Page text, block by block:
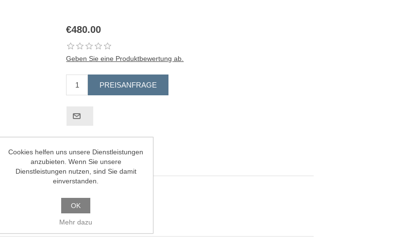
€480.00
Geben Sie eine Produktbewertung ab.
Cookies helfen uns unsere Dienstleistungen
anzubieten. Wenn Sie unsere
Dienstleistungen nutzen, sind Sie damit
einverstanden.
OK
Mehr dazu